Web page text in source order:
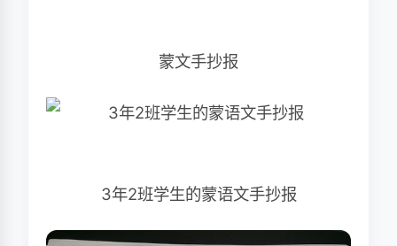
蒙文手抄报
3年2班学生的蒙语文手抄报